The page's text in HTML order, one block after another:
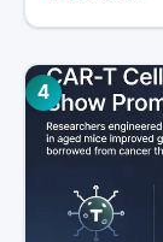
4